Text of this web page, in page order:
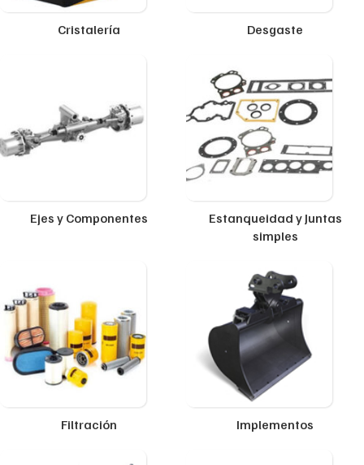
Cristalería Desgaste
Ejes y Componentes
Estanqueidad y Juntas
simples
Filtración Implementos